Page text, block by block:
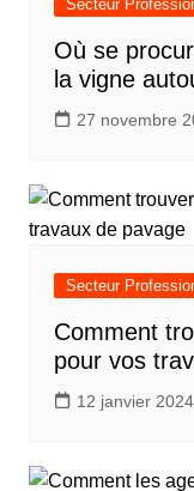
Secteur
Où se
la vigne
27 novembre
Secteur
Comment
pour vos
12 janvier 2024